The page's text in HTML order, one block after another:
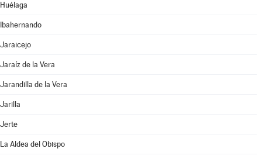
Huélaga
Ibahernando
Jaraicejo
Jaraíz de la Vera
Jarandilla de la Vera
Jarilla
Jerte
La Aldea del Obispo